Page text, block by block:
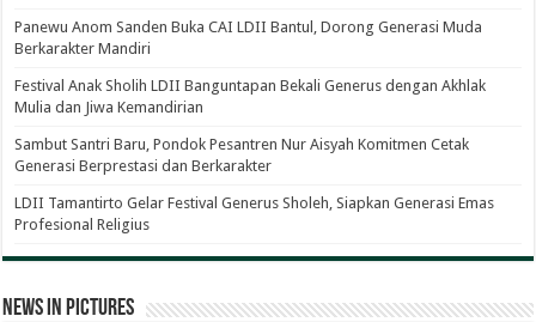
Panewu Anom Sanden Buka CAI LDII Bantul, Dorong Generasi Muda
Berkarakter Mandiri
Festival Anak Sholih LDII Banguntapan Bekali Generus dengan Akhlak
Mulia dan Jiwa Kemandirian
Sambut Santri Baru, Pondok Pesantren Nur Aisyah Komitmen Cetak
Generasi Berprestasi dan Berkarakter
LDII Tamantirto Gelar Festival Generus Sholeh, Siapkan Generasi Emas
Profesional Religius
News in Pictures